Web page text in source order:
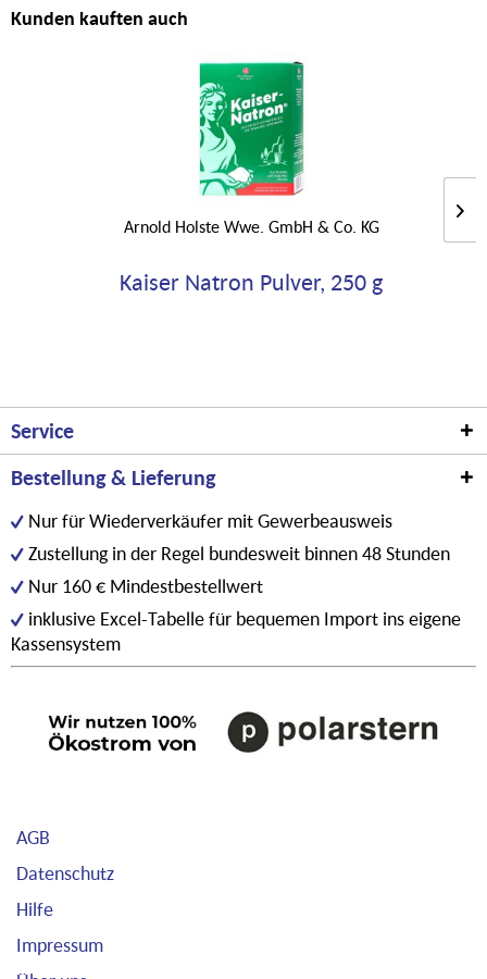
Kunden kauften auch
Arnold Holste Wwe. GmbH & Co. KG
Kaiser Natron Pulver, 250 g
Service
Bestellung & Lieferung
Nur für Wiederverkäufer mit Gewerbeausweis
Zustellung in der Regel bundesweit binnen 48 Stunden
Nur 160 € Mindestbestellwert
inklusive Excel-Tabelle für bequemen Import ins eigene
Kassensystem
AGB
Datenschutz
Hilfe
Impressum